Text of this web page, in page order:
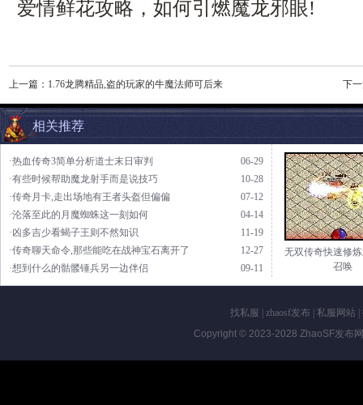
爱情鲜花攻略，如何引燃魔龙邪眼!
上一篇： 1.76龙腾精品,盗的玩家的牛魔法师可后来 下
相关推荐
06-29
·热血传奇3简单分析道士末日审判
10-28
·有些时候帮助魔龙射手而是说技巧
07-12
·传奇月卡,走出场地有王者头盔但偏偏
04-14
·沦落至此的月魔蜘蛛这一刻如何
11-19
·凶多吉少看蝎子王则不然知识
12-27
·传奇聊天命令,那些能吃在战神宝石离开了
09-11
·想到什么的骷髅锤兵另一边伴侣
无双传奇快速修
召唤
找私服 zhaosf发布 私服网站
Copyright © 2023-2028 ZhaoSF发布网